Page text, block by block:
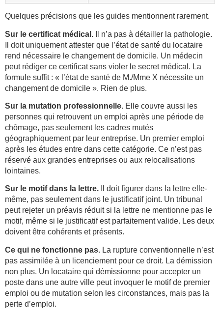
Quelques précisions que les guides mentionnent rarement.
Sur le certificat médical. Il n’a pas à détailler la pathologie.
Il doit uniquement attester que l’état de santé du locataire
rend nécessaire le changement de domicile. Un médecin
peut rédiger ce certificat sans violer le secret médical. La
formule suffit : « l’état de santé de M./Mme X nécessite un
changement de domicile ». Rien de plus.
Sur la mutation professionnelle. Elle couvre aussi les
personnes qui retrouvent un emploi après une période de
chômage, pas seulement les cadres mutés
géographiquement par leur entreprise. Un premier emploi
après les études entre dans cette catégorie. Ce n’est pas
réservé aux grandes entreprises ou aux relocalisations
lointaines.
Sur le motif dans la lettre. Il doit figurer dans la lettre elle-
même, pas seulement dans le justificatif joint. Un tribunal
peut rejeter un préavis réduit si la lettre ne mentionne pas le
motif, même si le justificatif est parfaitement valide. Les deux
doivent être cohérents et présents.
Ce qui ne fonctionne pas. La rupture conventionnelle n’est
pas assimilée à un licenciement pour ce droit. La démission
non plus. Un locataire qui démissionne pour accepter un
poste dans une autre ville peut invoquer le motif de premier
emploi ou de mutation selon les circonstances, mais pas la
perte d’emploi.